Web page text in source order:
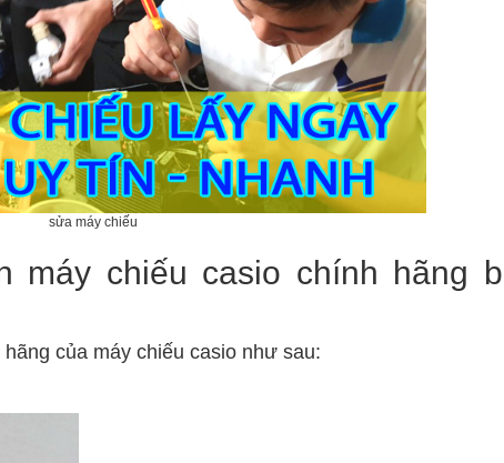
sửa máy chiếu
máy chiếu casio chính hãng
của máy chiếu casio như sau: